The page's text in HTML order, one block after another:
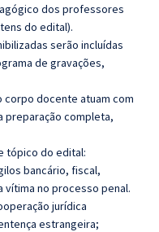
dos professores
do edital).
serão incluídas
de gravações,
corpo docente atuam com
preparação completa,
tópico do edital:
bancário, fiscal,
no processo penal.
jurídica
estrangeira;